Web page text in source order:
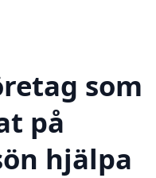
som
på
hjälpa